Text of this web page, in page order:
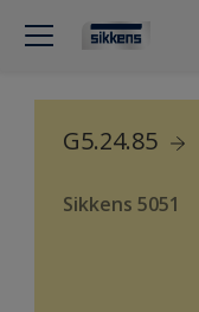
G5.24.85
Sikkens 5051